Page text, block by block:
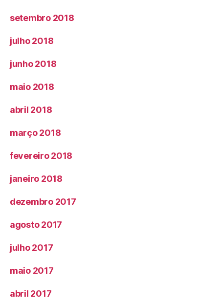
setembro 2018
julho 2018
junho 2018
maio 2018
abril 2018
março 2018
fevereiro 2018
janeiro 2018
dezembro 2017
agosto 2017
julho 2017
maio 2017
abril 2017